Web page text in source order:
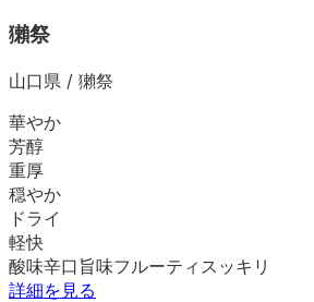
獺祭
山口県 / 獺祭
華やか
芳醇
重厚
穏やか
ドライ
軽快
酸味辛口 旨味フルーティ スッキリ
詳細を見る